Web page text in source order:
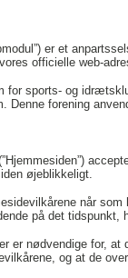
er et
officielle web-
for sports- og
Denne forening
øjeblikkeligt.
når
på det tidspunkt,
er nødvendige for,
og at de